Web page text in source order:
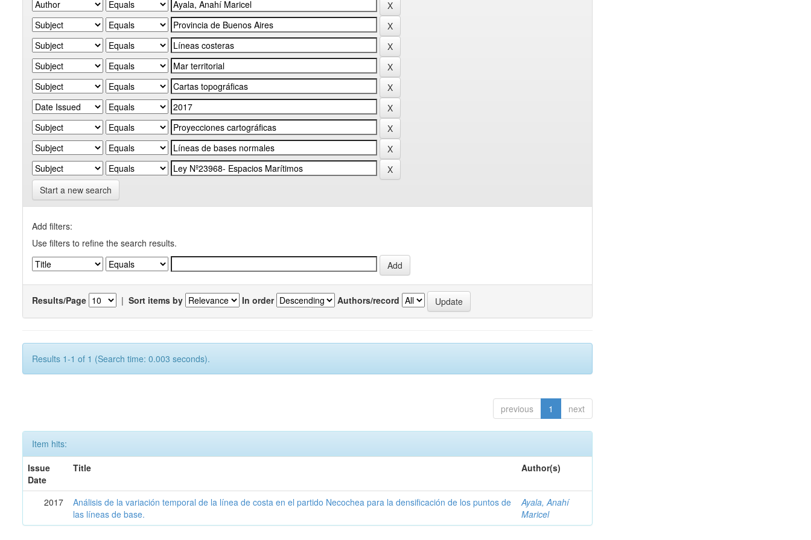
Start a new search
Add filters:
Use filters to refine the search results.
Results/Page | Sort items by In order Authors/record
Results 1-1 of 1 (Search time: 0.003 seconds).
previous 1 next
Item hits:
Issue
Date
Title Author(s)
2017
Análisis de la variación temporal de la línea de costa en el partido Necochea para la densificación de los puntos de
las líneas de base.
Ayala, Anahí
Maricel